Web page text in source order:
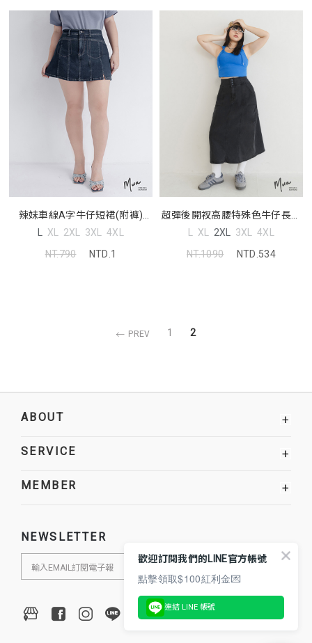
辣妹車線A字牛仔短裙(附褲)
MUA! 中大尺碼裙子
L XL 2XL 3XL 4XL
NT.790
NTD.1
超彈後開衩高腰特殊色牛仔長裙
MUA! 中大尺碼裙子
L XL 2XL 3XL 4XL
NT.1090
NTD.534
PREV 1 2
ABOUT +
SERVICE +
MEMBER +
NEWSLETTER
歡迎訂閱我們的LINE官方帳號
點擊領取$100紅利金💌
連結 LINE 帳號